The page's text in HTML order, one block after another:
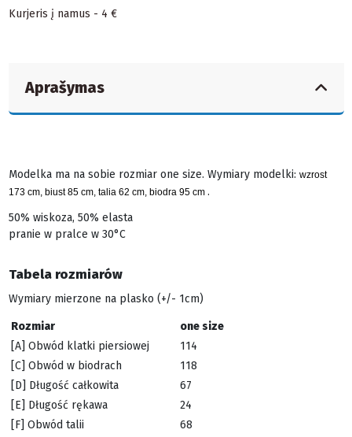
Kurjeris į namus - 4 €
Aprašymas
Modelka ma na sobie rozmiar one size. Wymiary modelki: wzrost
173 cm, biust 85 cm, talia 62 cm, biodra 95 cm .
50% wiskoza, 50% elasta
pranie w pralce w 30°C
Tabela rozmiarów
Wymiary mierzone na plasko (+/- 1cm)
Rozmiar
one size
[A] Obwód klatki piersiowej
114
[C] Obwód w biodrach
118
[D] Długość całkowita
67
[E] Długość rękawa
24
[F] Obwód talii
68